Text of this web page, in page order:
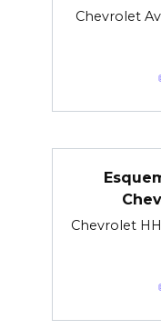
Chevrolet
Chevrolet